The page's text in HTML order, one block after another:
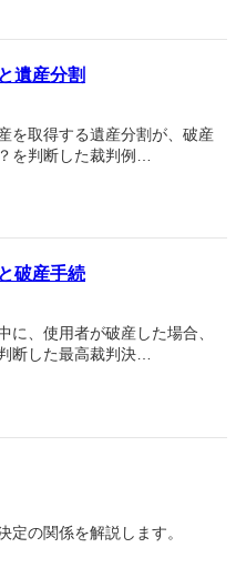
遺産分割
を取得する遺産分割が、破産
を判断した裁判例…
破産手続
、使用者が破産した場合、
断した最高裁判決…
定の関係を解説します。